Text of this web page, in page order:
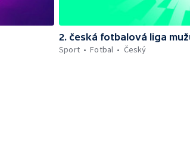
2. česká fotbalová liga
Sport
Fotbal Český